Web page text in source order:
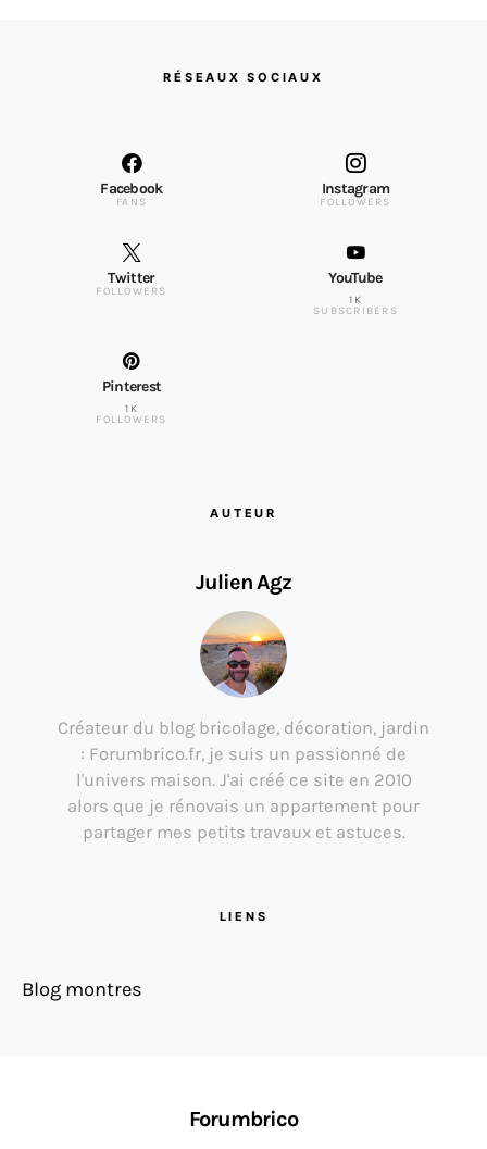
RÉSEAUX SOCIAUX
Facebook
FANS
Instagram
FOLLOWERS
Twitter
FOLLOWERS
YouTube
1K
SUBSCRIBERS
Pinterest
1K
FOLLOWERS
AUTEUR
Julien Agz
Créateur du blog bricolage, décoration, jardin
: Forumbrico.fr, je suis un passionné de
l'univers maison. J'ai créé ce site en 2010
alors que je rénovais un appartement pour
partager mes petits travaux et astuces.
LIENS
Blog montres
Forumbrico